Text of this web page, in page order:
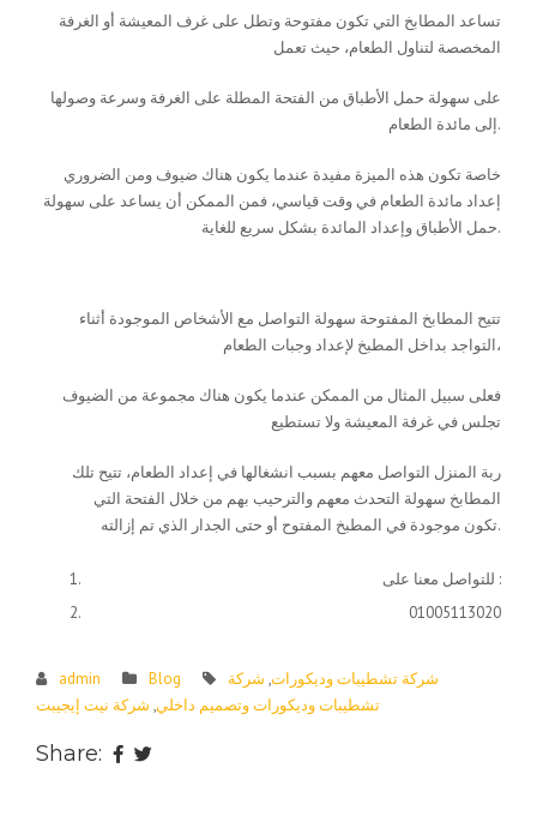
تساعد المطابخ التي تكون مفتوحة وتطل على غرف المعيشة أو الغرفة
المخصصة لتناول الطعام، حيث تعمل
على سهولة حمل الأطباق من الفتحة المطلة على الغرفة وسرعة وصولها
إلى مائدة الطعام.
خاصة تكون هذه الميزة مفيدة عندما يكون هناك ضيوف ومن الضروري
إعداد مائدة الطعام في وقت قياسي، فمن الممكن أن يساعد على سهولة
حمل الأطباق وإعداد المائدة بشكل سريع للغاية.
تتيح المطابخ المفتوحة سهولة التواصل مع الأشخاص الموجودة أثناء
التواجد بداخل المطبخ لإعداد وجبات الطعام،
فعلى سبيل المثال من الممكن عندما يكون هناك مجموعة من الضيوف
تجلس في غرفة المعيشة ولا تستطيع
ربة المنزل التواصل معهم بسبب انشغالها في إعداد الطعام، تتيح تلك
المطابخ سهولة التحدث معهم والترحيب بهم من خلال الفتحة التي
تكون موجودة في المطبخ المفتوح أو حتى الجدار الذي تم إزالته.
للتواصل معنا على :
01005113020
admin Blog شركة تشطيبات وديكورات, شركة
تشطيبات وديكورات وتصميم داخلي, شركة نيت إيجيبت
Share: